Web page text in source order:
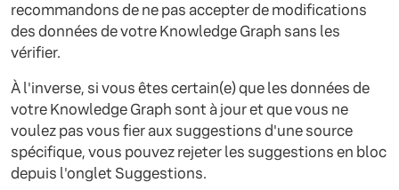
recommandons de ne pas accepter de modifications
des données de votre Knowledge Graph sans les
vérifier.
À l'inverse, si vous êtes certain(e) que les données de
votre Knowledge Graph sont à jour et que vous ne
voulez pas vous fier aux suggestions d'une source
spécifique, vous pouvez rejeter les suggestions en bloc
depuis l'onglet Suggestions.